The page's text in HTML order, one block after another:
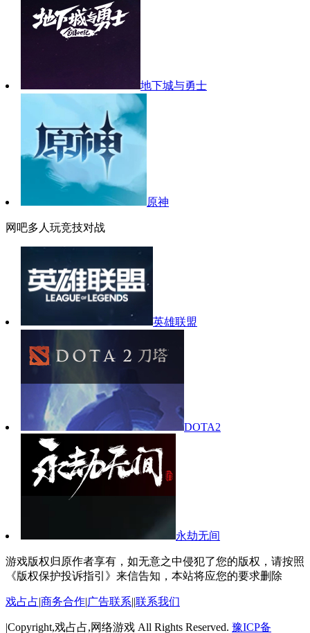
地下城与勇士
原神
网吧多人玩竞技对战
英雄联盟
DOTA2
永劫无间
游戏版权归原作者享有，如无意之中侵犯了您的版权，请按照
《版权保护投诉指引》来信告知，本站将应您的要求删除
戏占占|商务合作|广告联系||联系我们
|Copyright,戏占占,网络游戏 All Rights Reserved. 豫ICP备